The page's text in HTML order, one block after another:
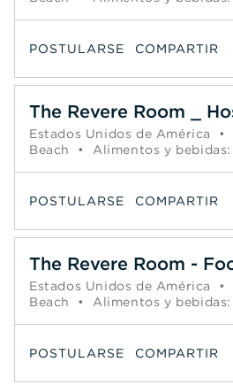
POSTULARSE COMPARTIR
The Revere Room _
Estados Unidos de América •
Beach
• Alimentos y
POSTULARSE COMPARTIR
The Revere Room -
Estados Unidos de América •
Beach
• Alimentos y
POSTULARSE COMPARTIR